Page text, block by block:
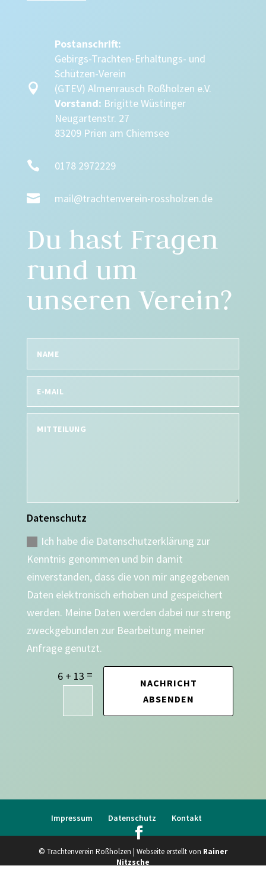

Postanschrift:
Gebirgs-Trachten-Erhaltungs- und
Schützen-Verein
(GTEV) Almenrausch Roßholzen e.V.
Vorstand: Brigitte Wüstinger
Neugartenstr. 27
83209 Prien am Chiemsee
 0178 2972229
 mail@trachtenverein-rossholzen.de
Du hast Fragen
rund um
unseren Verein?
Datenschutz
Ich habe die Datenschutzerklärung zur
Kenntnis genommen und bin damit
einverstanden, dass die von mir angegebenen
Daten elektronisch erhoben und gespeichert
werden. Meine Daten werden dabei nur streng
zweckgebunden zur Bearbeitung meiner
Anfrage genutzt.
6 + 13 =
NACHRICHT
ABSENDEN
Impressum Datenschutz Kontakt
© Trachtenverein Roßholzen | Webseite erstellt von Rainer
Nitzsche